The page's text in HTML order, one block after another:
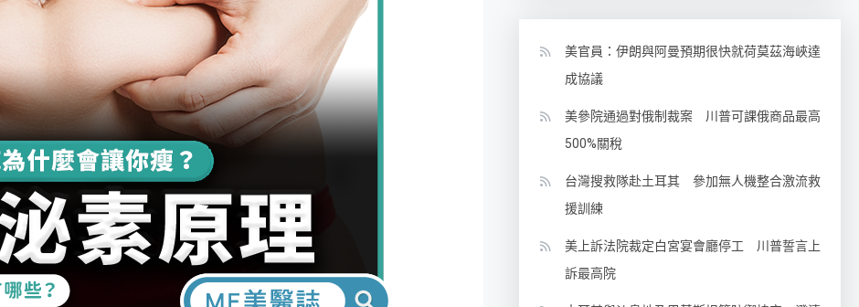
美官員：伊朗與阿曼預期很快就荷莫茲海峽達
成協議
美參院通過對俄制裁案 川普可課俄商品最高
500%關稅
台灣搜救隊赴土耳其 參加無人機整合激流救
援訓練
美上訴法院裁定白宮宴會廳停工 川普誓言上
訴最高院